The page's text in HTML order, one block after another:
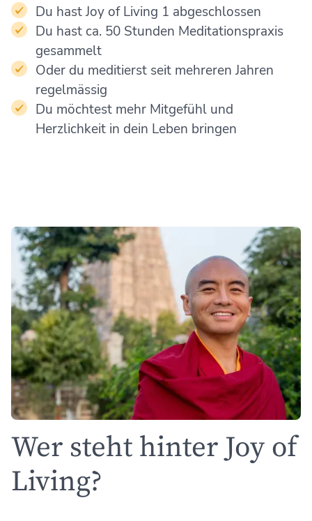
Du hast Joy of Living 1 abgeschlossen
Du hast ca. 50 Stunden Meditationspraxis
gesammelt
Oder du meditierst seit mehreren Jahren
regelmässig
Du möchtest mehr Mitgefühl und
Herzlichkeit in dein Leben bringen
Wer steht hinter Joy of
Living?